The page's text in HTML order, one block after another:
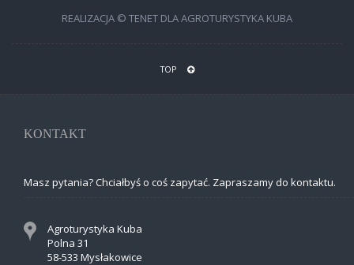
REALIZACJA © TENET DLA AGROTURYSTYKA KUBA
TOP
KONTAKT
Masz pytania? Chciałbyś o coś zapytać. Zapraszamy do kontaktu.
Agroturystyka Kuba
Polna 31
58-533 Mysłakowice